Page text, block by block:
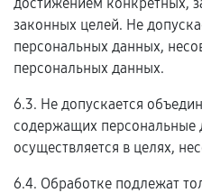
законных целей. Не
персональных данных,
персональных данных.
6.3. Не допускается
содержащих персональные
осуществляется в целях,
6.4. Обработке подлежат